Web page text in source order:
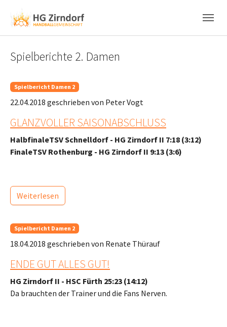
Spielberichte 2. Damen
Spielbericht Damen 2
22.04.2018 geschrieben von Peter Vogt
GLANZVOLLER SAISONABSCHLUSS
Halbfinale​TSV Schnelldorf - HG Zirndorf II 7:18 (3:12)
Finale​TSV Rothenburg - HG Zirndorf II 9:13 (3:6)
Weiterlesen
Spielbericht Damen 2
18.04.2018 geschrieben von Renate Thürauf
ENDE GUT ALLES GUT!
HG Zirndorf II - HSC Fürth 25:23 (14:12)
Da brauchten der Trainer und die Fans Nerven.